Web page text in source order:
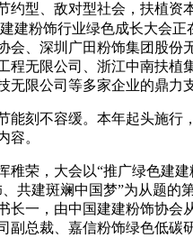
约型、敌对型社会，扶植
粉饰行业绿色成长大会正
会、深圳广田粉饰集团股
程无限公司、浙江中南扶
无限公司等多家企业的鼎力
不容缓。本年起头施行
容。
，大会以“推广绿色建建
共建斑斓中国梦”为从题
长一，由中国建建粉饰协
副总裁、嘉信粉饰绿色低碳